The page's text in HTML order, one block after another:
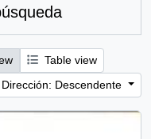
Table view
Dirección: Descendente